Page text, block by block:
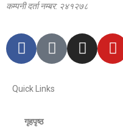
कम्पनी दर्ता नम्बर: २४१२७८
Quick Links
गृहपृष्ठ